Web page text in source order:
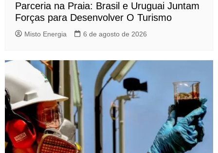
Parceria na Praia: Brasil e Uruguai Juntam
Forças para Desenvolver O Turismo
Misto Energia 6 de agosto de 2026